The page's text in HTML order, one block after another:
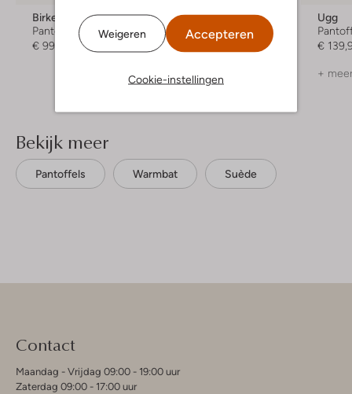
Weigeren Accepteren
Cookie-instellingen
Birkenstock
Pantoffels
€ 99,99
Ugg
Pantoffels
€ 139,99
Ugg
€
+
Bekijk meer
Pantoffels Warmbat Suède
Contact
Maandag - Vrijdag 09:00 - 19:00 uur
Zaterdag 09:00 - 17:00 uur